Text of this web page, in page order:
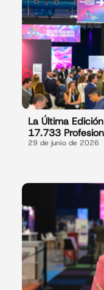
La Última
17.733
29 de junio de 2026